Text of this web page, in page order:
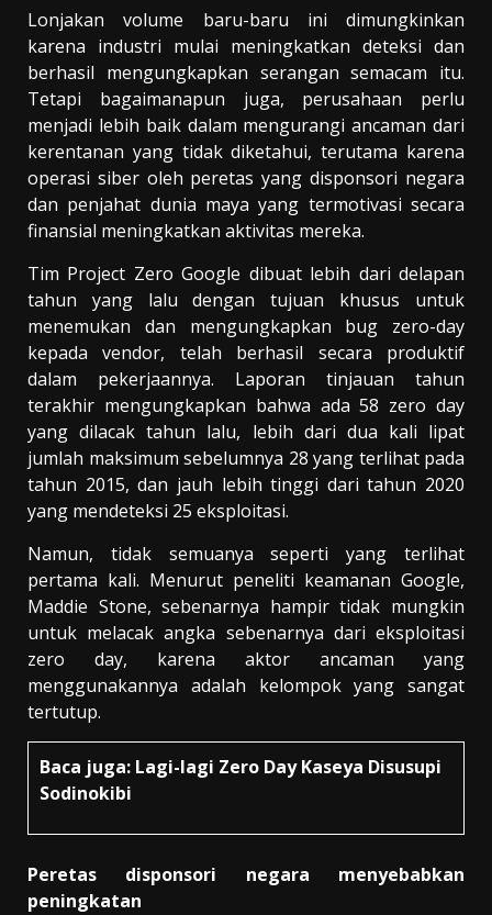
Lonjakan volume baru-baru ini dimungkinkan
karena industri mulai meningkatkan deteksi dan
berhasil mengungkapkan serangan semacam itu.
Tetapi bagaimanapun juga, perusahaan perlu
menjadi lebih baik dalam mengurangi ancaman dari
kerentanan yang tidak diketahui, terutama karena
operasi siber oleh peretas yang disponsori negara
dan penjahat dunia maya yang termotivasi secara
finansial meningkatkan aktivitas mereka.
Tim Project Zero Google dibuat lebih dari delapan
tahun yang lalu dengan tujuan khusus untuk
menemukan dan mengungkapkan bug zero-day
kepada vendor, telah berhasil secara produktif
dalam pekerjaannya. Laporan tinjauan tahun
terakhir mengungkapkan bahwa ada 58 zero day
yang dilacak tahun lalu, lebih dari dua kali lipat
jumlah maksimum sebelumnya 28 yang terlihat pada
tahun 2015, dan jauh lebih tinggi dari tahun 2020
yang mendeteksi 25 eksploitasi.
Namun, tidak semuanya seperti yang terlihat
pertama kali. Menurut peneliti keamanan Google,
Maddie Stone, sebenarnya hampir tidak mungkin
untuk melacak angka sebenarnya dari eksploitasi
zero day, karena aktor ancaman yang
menggunakannya adalah kelompok yang sangat
tertutup.
Baca juga: Lagi-lagi Zero Day Kaseya Disusupi
Sodinokibi
Peretas disponsori negara
menyebabkan
peningkatan